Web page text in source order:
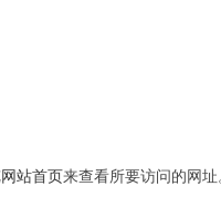
网站首页来查看所要访问的网址